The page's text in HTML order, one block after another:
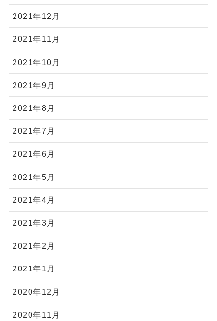
2021年12月
2021年11月
2021年10月
2021年9月
2021年8月
2021年7月
2021年6月
2021年5月
2021年4月
2021年3月
2021年2月
2021年1月
2020年12月
2020年11月